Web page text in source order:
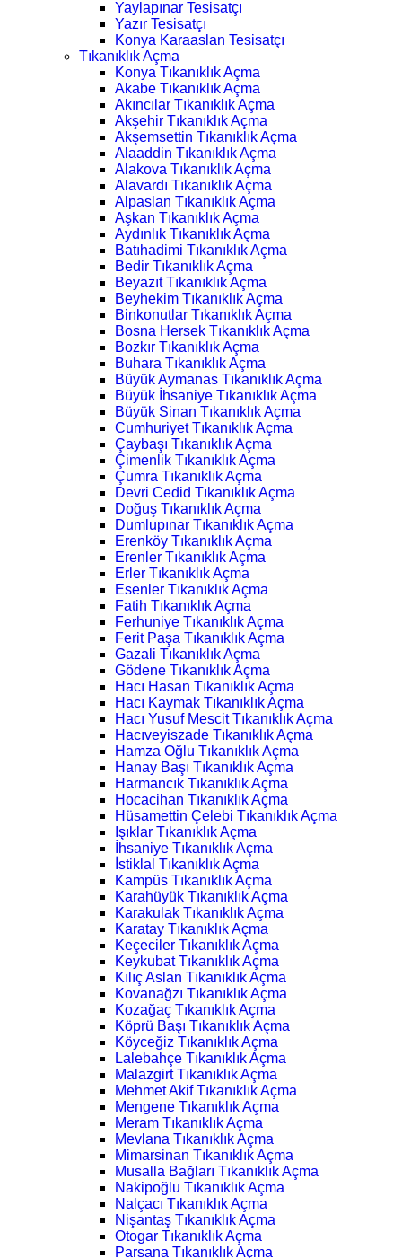
Yaylapınar Tesisatçı
Yazır Tesisatçı
Konya Karaaslan Tesisatçı
Tıkanıklık Açma
Konya Tıkanıklık Açma
Akabe Tıkanıklık Açma
Akıncılar Tıkanıklık Açma
Akşehir Tıkanıklık Açma
Akşemsettin Tıkanıklık Açma
Alaaddin Tıkanıklık Açma
Alakova Tıkanıklık Açma
Alavardı Tıkanıklık Açma
Alpaslan Tıkanıklık Açma
Aşkan Tıkanıklık Açma
Aydınlık Tıkanıklık Açma
Batıhadimi Tıkanıklık Açma
Bedir Tıkanıklık Açma
Beyazıt Tıkanıklık Açma
Beyhekim Tıkanıklık Açma
Binkonutlar Tıkanıklık Açma
Bosna Hersek Tıkanıklık Açma
Bozkır Tıkanıklık Açma
Buhara Tıkanıklık Açma
Büyük Aymanas Tıkanıklık Açma
Büyük İhsaniye Tıkanıklık Açma
Büyük Sinan Tıkanıklık Açma
Cumhuriyet Tıkanıklık Açma
Çaybaşı Tıkanıklık Açma
Çimenlik Tıkanıklık Açma
Çumra Tıkanıklık Açma
Devri Cedid Tıkanıklık Açma
Doğuş Tıkanıklık Açma
Dumlupınar Tıkanıklık Açma
Erenköy Tıkanıklık Açma
Erenler Tıkanıklık Açma
Erler Tıkanıklık Açma
Esenler Tıkanıklık Açma
Fatih Tıkanıklık Açma
Ferhuniye Tıkanıklık Açma
Ferit Paşa Tıkanıklık Açma
Gazali Tıkanıklık Açma
Gödene Tıkanıklık Açma
Hacı Hasan Tıkanıklık Açma
Hacı Kaymak Tıkanıklık Açma
Hacı Yusuf Mescit Tıkanıklık Açma
Hacıveyiszade Tıkanıklık Açma
Hamza Oğlu Tıkanıklık Açma
Hanay Başı Tıkanıklık Açma
Harmancık Tıkanıklık Açma
Hocacihan Tıkanıklık Açma
Hüsamettin Çelebi Tıkanıklık Açma
Işıklar Tıkanıklık Açma
İhsaniye Tıkanıklık Açma
İstiklal Tıkanıklık Açma
Kampüs Tıkanıklık Açma
Karahüyük Tıkanıklık Açma
Karakulak Tıkanıklık Açma
Karatay Tıkanıklık Açma
Keçeciler Tıkanıklık Açma
Keykubat Tıkanıklık Açma
Kılıç Aslan Tıkanıklık Açma
Kovanağzı Tıkanıklık Açma
Kozağaç Tıkanıklık Açma
Köprü Başı Tıkanıklık Açma
Köyceğiz Tıkanıklık Açma
Lalebahçe Tıkanıklık Açma
Malazgirt Tıkanıklık Açma
Mehmet Akif Tıkanıklık Açma
Mengene Tıkanıklık Açma
Meram Tıkanıklık Açma
Mevlana Tıkanıklık Açma
Mimarsinan Tıkanıklık Açma
Musalla Bağları Tıkanıklık Açma
Nakipoğlu Tıkanıklık Açma
Nalçacı Tıkanıklık Açma
Nişantaş Tıkanıklık Açma
Otogar Tıkanıklık Açma
Parsana Tıkanıklık Açma